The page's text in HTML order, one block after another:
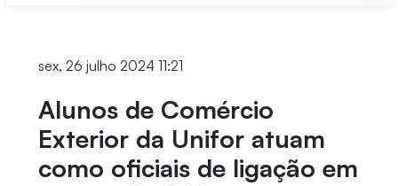
sex, 26 julho 2024 11:21
Alunos de Comércio
Exterior da Unifor atuam
como oficiais de ligação em